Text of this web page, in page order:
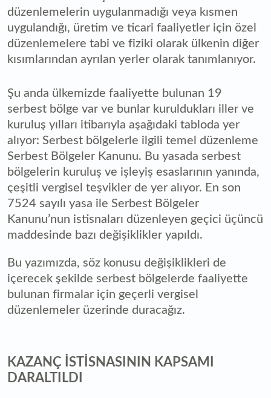
düzenlemelerin uygulanmadığı veya kısmen
uygulandığı, üretim ve ticari faaliyetler için özel
düzenlemelere tabi ve fiziki olarak ülkenin diğer
kısımlarından ayrılan yerler olarak tanımlanıyor.
Şu anda ülkemizde faaliyette bulunan 19
serbest bölge var ve bunlar kuruldukları iller ve
kuruluş yılları itibarıyla aşağıdaki tabloda yer
alıyor: Serbest bölgelerle ilgili temel düzenleme
Serbest Bölgeler Kanunu. Bu yasada serbest
bölgelerin kuruluş ve işleyiş esaslarının yanında,
çeşitli vergisel teşvikler de yer alıyor. En son
7524 sayılı yasa ile Serbest Bölgeler
Kanunu’nun istisnaları düzenleyen geçici üçüncü
maddesinde bazı değişiklikler yapıldı.
Bu yazımızda, söz konusu değişiklikleri de
içerecek şekilde serbest bölgelerde faaliyette
bulunan firmalar için geçerli vergisel
düzenlemeler üzerinde duracağız.
KAZANÇ İSTİSNASININ KAPSAMI
DARALTILDI